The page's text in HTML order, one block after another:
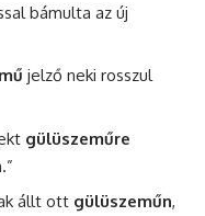
bámulta az új
jelző neki rosszul
gülüszeműre
állt ott gülüszeműn,